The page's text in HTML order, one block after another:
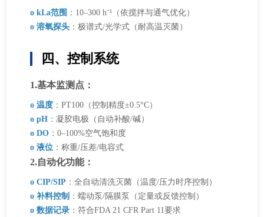
o kLa范围 ：10–300 h⁻¹（依搅拌与通气优化）
o 溶氧探头 ：极谱式/光学式（耐高温灭菌）
四、控制系统
1.基本监测点：
o 温度 ：PT100（控制精度±0.5°C）
o pH ：凝胶电极（自动补酸/碱）
o DO ：0–100%空气饱和度
o 液位 ：称重/压差/电容式
2.自动化功能：
o CIP/SIP ：全自动清洗灭菌（温度/压力时序控制）
o 补料控制 ：蠕动泵/隔膜泵（定量或反馈控制）
o 数据记录 ：符合FDA 21 CFR Part 11要求